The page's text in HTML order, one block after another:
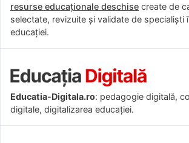
resurse educaționale deschise create de
selectate, revizuite și validate de specialiști
educației.
Educatia-Digitala.ro: pedagogie digitală,
digitale, digitalizarea educației.